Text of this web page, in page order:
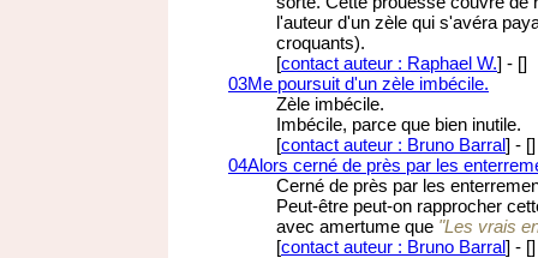
l'auteur d'un zèle qui s'avéra
croquants).
[contact auteur : Raphael W.] - []
03Me poursuit d'un zèle imbécile.
Zèle imbécile.
Imbécile, parce que bien inutile.
[contact auteur : Bruno Barral] - []
04Alors cerné de près par les
Cerné de près par les
Peut-être peut-on rapprocher
avec amertume que "Les vrais
[contact auteur : Bruno Barral] - []